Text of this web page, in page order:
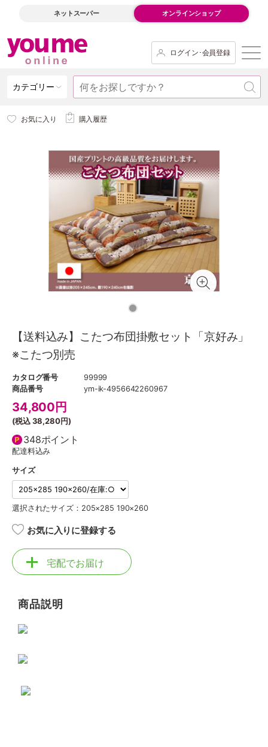
ネットスーパー オンラインショップ
ログイン･会員登録
カテゴリー
お気に入り 購入履歴
【送料込み】こたつ布団掛敷セット「京好み」
※こたつ別売
カタログ番号
99999
商品番号
ym-ik-4956642260967
34,800 円
(税込38,280円)
348ポイント
配達料込み
サイズ
選択されたサイズ：205×285 190×260
お気に入りに登録する
宅配でお届け
商品説明